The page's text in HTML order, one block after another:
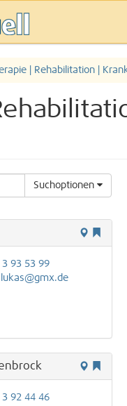
| Rehabilitation |
Suchoptionen
3 93 53 99
3 92 44 46